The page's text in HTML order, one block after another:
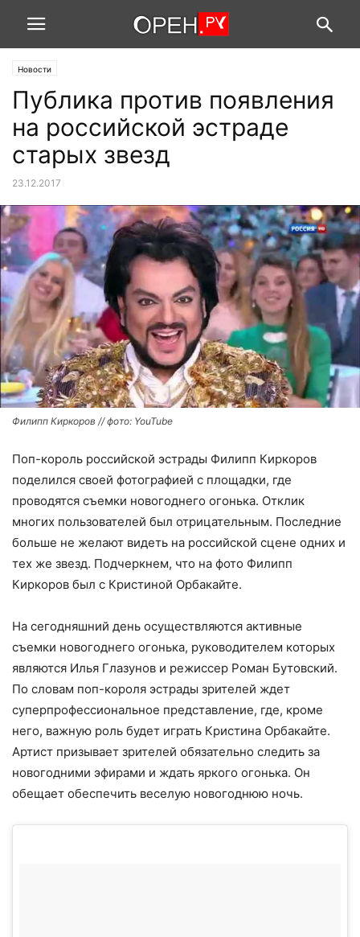
Новости
Публика против появления
на российской эстраде
старых звезд
23.12.2017
Филипп Киркоров // фото: YouTube
Поп-король российской эстрады Филипп Киркоров
поделился своей фотографией с площадки, где
проводятся съемки новогоднего огонька. Отклик
многих пользователей был отрицательным. Последние
больше не желают видеть на российской сцене одних и
тех же звезд. Подчеркнем, что на фото Филипп
Киркоров был с Кристиной Орбакайте.
На сегодняшний день осуществляются активные
съемки новогоднего огонька, руководителем которых
являются Илья Глазунов и режиссер Роман Бутовский.
По словам поп-короля эстрады зрителей ждет
суперпрофессиональное представление, где, кроме
него, важную роль будет играть Кристина Орбакайте.
Артист призывает зрителей обязательно следить за
новогодними эфирами и ждать яркого огонька. Он
обещает обеспечить веселую новогоднюю ночь.